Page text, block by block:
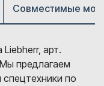
Совместимые
арт.
предлагаем
спецтехники по